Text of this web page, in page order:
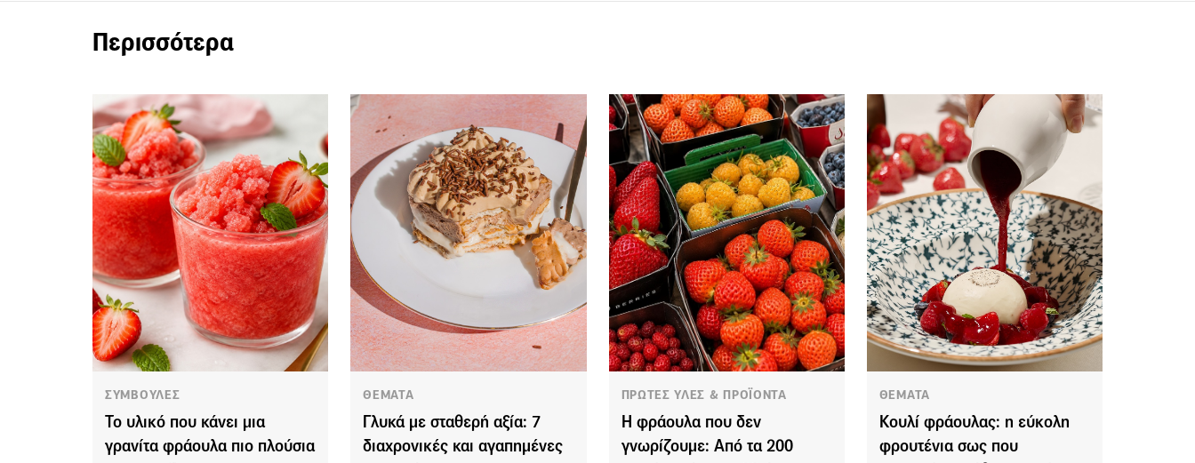
Περισσότερα
ΣΥΜΒΟΥΛΕΣ
Το υλικό που κάνει μια
γρανίτα φράουλα πιο πλούσια
ΘΕΜΑΤΑ
Γλυκά με σταθερή αξία: 7
διαχρονικές και αγαπημένες
ΠΡΩΤΕΣ ΥΛΕΣ & ΠΡΟΪΟΝΤΑ
Η φράουλα που δεν
γνωρίζουμε: Από τα 200
ΘΕΜΑΤΑ
Κουλί φράουλας: η εύκολη
φρουτένια σως που